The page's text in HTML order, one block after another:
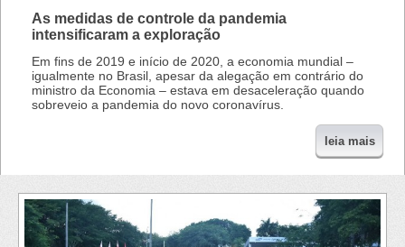
As medidas de controle da pandemia
intensificaram a exploração
Em fins de 2019 e início de 2020, a economia mundial –
igualmente no Brasil, apesar da alegação em contrário do
ministro da Economia – estava em desaceleração quando
sobreveio a pandemia do novo coronavírus.
leia mais